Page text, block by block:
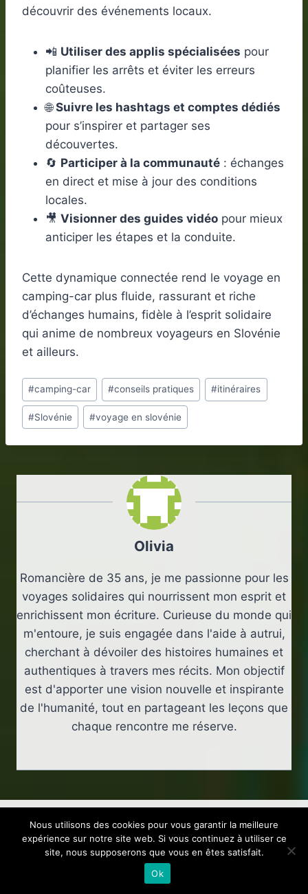
découvrir des événements locaux.
📲 Utiliser des applis spécialisées pour
planifier les arrêts et éviter les erreurs
coûteuses.
🌐Suivre les hashtags et comptes dédiés
pour s’inspirer et partager ses
découvertes.
🔄 Participer à la communauté : échanges
en direct et mise à jour des conditions
locales.
🎥 Visionner des guides vidéo pour mieux
anticiper les étapes et la conduite.
Cette dynamique connectée rend le voyage en
camping-car plus fluide, rassurant et riche
d’échanges humains, fidèle à l’esprit solidaire
qui anime de nombreux voyageurs en Slovénie
et ailleurs.
Étiquettes
de
la
#camping-car #conseils pratiques #itinéraires
#Slovénie #voyage en slovénie
Olivia
Romancière de 35 ans, je me passionne pour les
voyages solidaires qui nourrissent mon esprit et
enrichissent mon écriture. Curieuse du monde qui
m'entoure, je suis engagée dans l'aide à autrui,
cherchant à dévoiler des histoires humaines et
authentiques à travers mes récits. Mon objectif
est d'apporter une vision nouvelle et inspirante
de l'humanité, tout en partageant les leçons que
chaque rencontre me réserve.
Publications similaires
Nous utilisons des cookies pour vous garantir la meilleure
expérience sur notre site web. Si vous continuez à utiliser ce
site, nous supposerons que vous en êtes satisfait.
Ok